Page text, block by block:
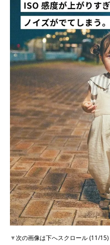
▼次の画像は下へスクロール (11/15)